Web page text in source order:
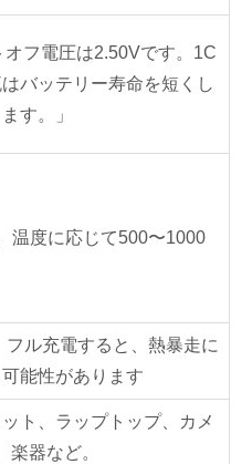
オフ電圧は2.50Vです。1C
バッテリー寿命を短くし
ます。」
温度に応じて500〜1000
フル充電すると、熱暴走に
能性があります
ト、ラップトップ、カメ
楽器など。